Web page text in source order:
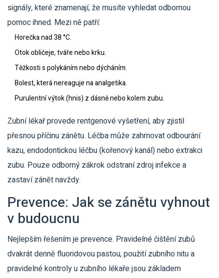
signály, které znamenají, že musíte vyhledat odbornou
pomoc ihned. Mezi ně patří:
Horečka nad 38 °C.
Otok obličeje, tváře nebo krku.
Těžkosti s polykáním nebo dýcháním.
Bolest, která nereaguje na analgetika.
Purulentní výtok (hnis) z dásně nebo kolem zubu.
Zubní lékař provede rentgenové vyšetření, aby zjistil
přesnou příčinu zánětu. Léčba může zahrnovat odbourání
kazu, endodontickou léčbu (kořenový kanál) nebo extrakci
zubu. Pouze odborný zákrok odstraní zdroj infekce a
zastaví zánět navždy.
Prevence: Jak se zánětu vyhnout
v budoucnu
Nejlepším řešením je prevence. Pravidelné čištění zubů
dvakrát denně fluoridovou pastou, použití zubního nitu a
pravidelné kontroly u zubního lékaře jsou základem